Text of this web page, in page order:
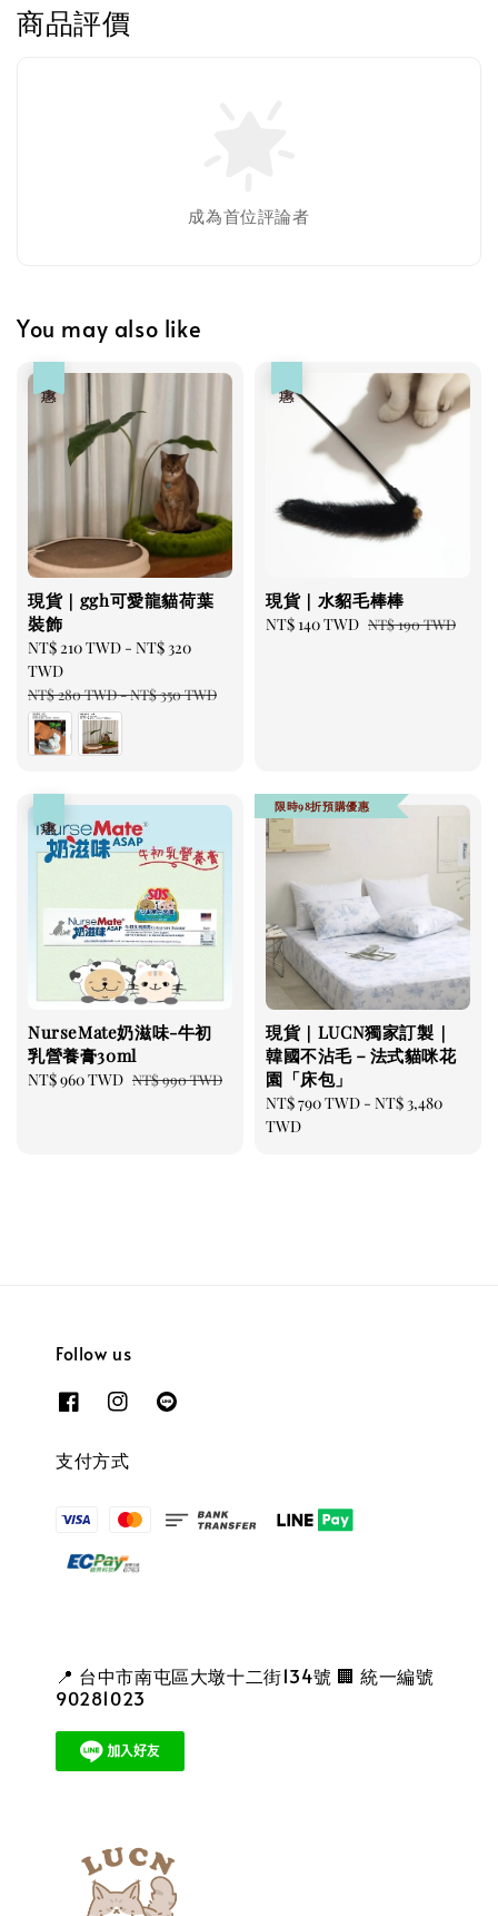
商品評價
成為首位評論者
You may also like
現貨｜ggh可愛龍貓荷葉
裝飾
Sale
price
NT$ 210 TWD - NT$ 320
TWD
Regular
price
NT$ 280 TWD-NT$ 350 TWD
現貨｜水貂毛棒棒
Sale
NT$ 140 TWD Regular
NT$ 190 TWD
NurseMate奶滋味-牛初
乳營養膏30ml
Sale
NT$ 960 TWD Regular
NT$ 990 TWD
限時98折預購優惠
現貨｜LUCN獨家訂製｜
韓國不沾毛－法式貓咪花
園「床包」
Regular
price
NT$ 790 TWD - NT$ 3,480
TWD
Follow us
支付方式
📍 台中市南屯區大墩十二街134號 🏢 統一編號
90281023